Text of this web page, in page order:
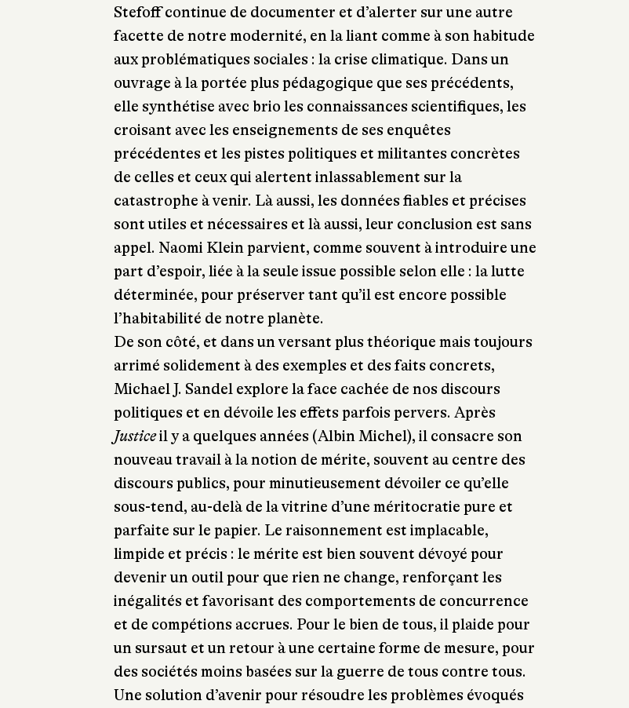
Stefoff continue de documenter et d’alerter sur une autre
facette de notre modernité, en la liant comme à son habitude
aux problématiques sociales : la crise climatique. Dans un
ouvrage à la portée plus pédagogique que ses précédents,
elle synthétise avec brio les connaissances scientifiques, les
croisant avec les enseignements de ses enquêtes
précédentes et les pistes politiques et militantes concrètes
de celles et ceux qui alertent inlassablement sur la
catastrophe à venir. Là aussi, les données fiables et précises
sont utiles et nécessaires et là aussi, leur conclusion est sans
appel. Naomi Klein parvient, comme souvent à introduire une
part d’espoir, liée à la seule issue possible selon elle : la lutte
déterminée, pour préserver tant qu’il est encore possible
l’habitabilité de notre planète.
De son côté, et dans un versant plus théorique mais toujours
arrimé solidement à des exemples et des faits concrets,
Michael J. Sandel explore la face cachée de nos discours
politiques et en dévoile les effets parfois pervers. Après
Justiceil y a quelques années (Albin Michel), il consacre son
nouveau travail à la notion de mérite, souvent au centre des
discours publics, pour minutieusement dévoiler ce qu’elle
sous-tend, au-delà de la vitrine d’une méritocratie pure et
parfaite sur le papier. Le raisonnement est implacable,
limpide et précis : le mérite est bien souvent dévoyé pour
devenir un outil pour que rien ne change, renforçant les
inégalités et favorisant des comportements de concurrence
et de compétions accrues. Pour le bien de tous, il plaide pour
un sursaut et un retour à une certaine forme de mesure, pour
des sociétés moins basées sur la guerre de tous contre tous.
Une solution d’avenir pour résoudre les problèmes évoqués